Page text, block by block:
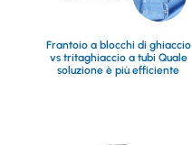
Frantoio a blocchi di ghiaccio
vs tritaghiaccio a tubi Quale
soluzione è più efficiente